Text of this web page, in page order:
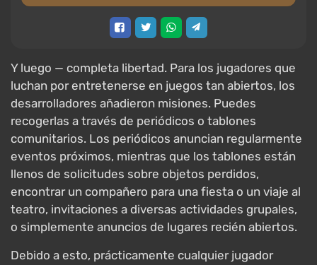
Y luego — completa libertad. Para los jugadores que
luchan por entretenerse en juegos tan abiertos, los
desarrolladores añadieron misiones. Puedes
recogerlas a través de periódicos o tablones
comunitarios. Los periódicos anuncian regularmente
eventos próximos, mientras que los tablones están
llenos de solicitudes sobre objetos perdidos,
encontrar un compañero para una fiesta o un viaje al
teatro, invitaciones a diversas actividades grupales,
o simplemente anuncios de lugares recién abiertos.
Debido a esto, prácticamente cualquier jugador